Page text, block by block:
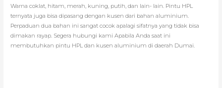
Warna coklat, hitam, merah, kuning, putih, dan lain- lain. Pintu HPL
ternyata juga bisa dipasang dengan kusen dari bahan aluminium.
Perpaduan dua bahan ini sangat cocok apalagi sifatnya yang tidak bisa
dimakan rayap. Segera hubungi kami Apabila Anda saat ini
membutuhkan pintu HPL dan kusen aluminium di daerah Dumai.